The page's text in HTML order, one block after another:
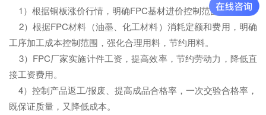
1）根据铜板涨价行情，明确FPC基材进价控制范围。
2）根据FPC材料（油墨、化工材料）消耗定额和费用，明确
工序加工成本控制范围，强化合理用料，节约用料。
3）FPC厂家实施计件工资，提高效率，节约劳动力，降低直
接工资费用。
4）控制产品返工/报废、提高成品合格率，一次交验合格率，
既保证质量，又降低成本。